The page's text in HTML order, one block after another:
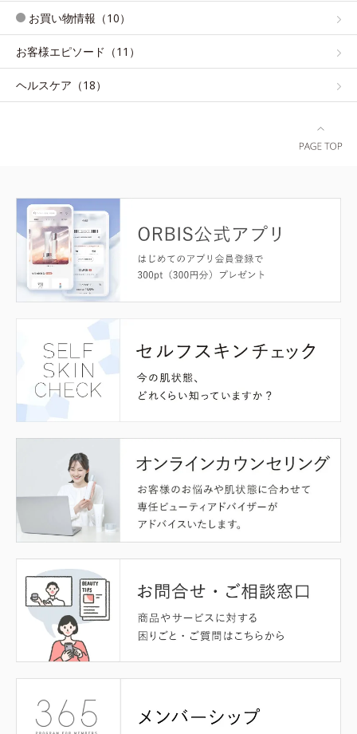
お買い物情報（10）
お客様エピソード（11）
ヘルスケア（18）